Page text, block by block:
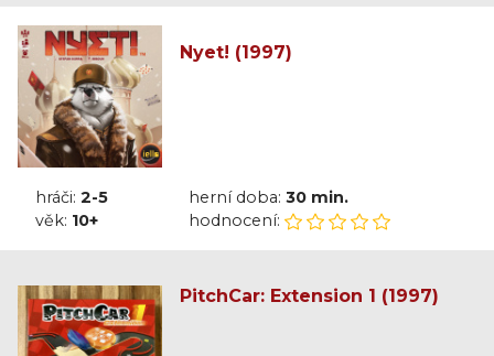
Nyet! (1997)
hráči: 2-5 herní doba: 30 min.
věk: 10+ hodnocení:
PitchCar: Extension 1 (1997)